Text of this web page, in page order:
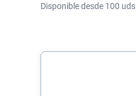
Disponible desde 100 uds